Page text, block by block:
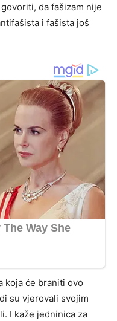
da fašizam nije
i fašista još
koja će braniti ovo
su vjerovali svojim
I kaže jedninica za